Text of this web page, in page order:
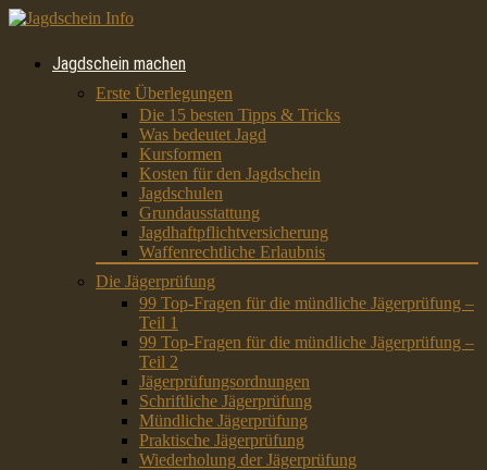
Jagdschein machen
Erste Überlegungen
Die 15 besten Tipps & Tricks
Was bedeutet Jagd
Kursformen
Kosten für den Jagdschein
Jagdschulen
Grundausstattung
Jagdhaftpflichtversicherung
Waffenrechtliche Erlaubnis
Die Jägerprüfung
99 Top-Fragen für die mündliche Jägerprüfung –
Teil 1
99 Top-Fragen für die mündliche Jägerprüfung –
Teil 2
Jägerprüfungsordnungen
Schriftliche Jägerprüfung
Mündliche Jägerprüfung
Praktische Jägerprüfung
Wiederholung der Jägerprüfung